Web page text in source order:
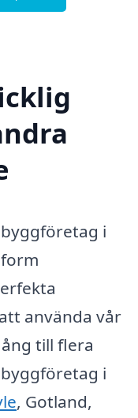
i
använda vår
till flera
i
, Gotland,